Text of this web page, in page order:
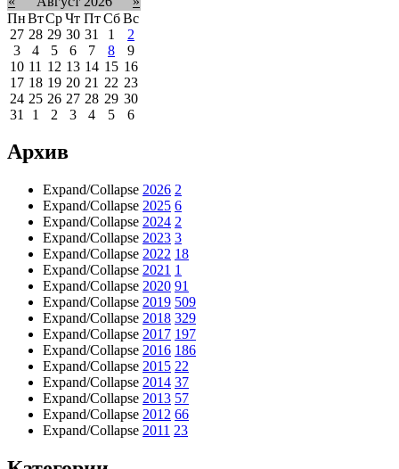
ПнВтСрЧт Пт Сб Вс
27 28 29 30 31 1
2
3
4 5 6 7 8
9
10 11 12 13 14 15 16
17 18 19 20 21 22 23
24 25 26 27 28 29 30
31
1 2 3 4 5 6
Архив
Expand/Collapse 2026 2
Expand/Collapse 2025 6
Expand/Collapse 2024 2
Expand/Collapse 2023 3
Expand/Collapse 2022 18
Expand/Collapse 2021 1
Expand/Collapse 2020 91
Expand/Collapse 2019 509
Expand/Collapse 2018 329
Expand/Collapse 2017 197
Expand/Collapse 2016 186
Expand/Collapse 2015 22
Expand/Collapse 2014 37
Expand/Collapse 2013 57
Expand/Collapse 2012 66
Expand/Collapse 2011 23